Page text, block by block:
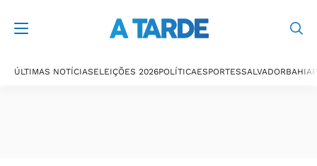
ÚLTIMAS NOTÍCIASELEIÇÕES 2026POLÍTICAESPORTESSALVADORBAHIA